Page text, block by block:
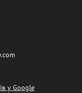
у Google